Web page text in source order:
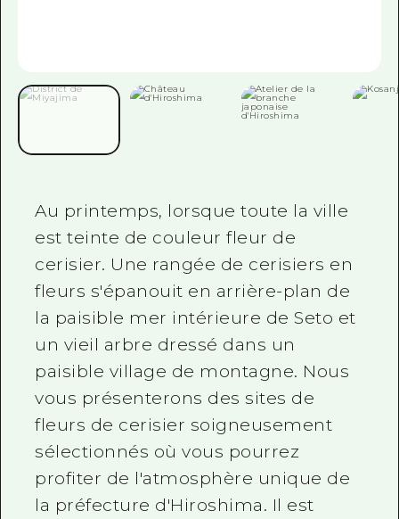
FAQ
Brochure touristique
Au printemps, lorsque toute la ville
est teinte de couleur fleur de
cerisier. Une rangée de cerisiers en
fleurs s'épanouit en arrière-plan de
la paisible mer intérieure de Seto et
un vieil arbre dressé dans un
paisible village de montagne. Nous
vous présenterons des sites de
fleurs de cerisier soigneusement
sélectionnés où vous pourrez
profiter de l'atmosphère unique de
la préfecture d'Hiroshima. Il est